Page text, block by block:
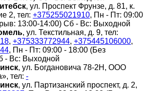
, ул. Проспект Фрунзе, д. 81, к.
2, тел: +375255021910, Пн - Пт: 09:00
13:00-14:00) Сб - Вс: Выходной
, ул. Текстильная, д. 9, тел:
, +375333772944, +375445106000,
, Пн - Пт: 09:00 - 18:00 (Без
- Вс: Выходной
, ул. Богдановича 78-2Н, ООО
тел: -
, ул. Партизанский проспект, д. 2,